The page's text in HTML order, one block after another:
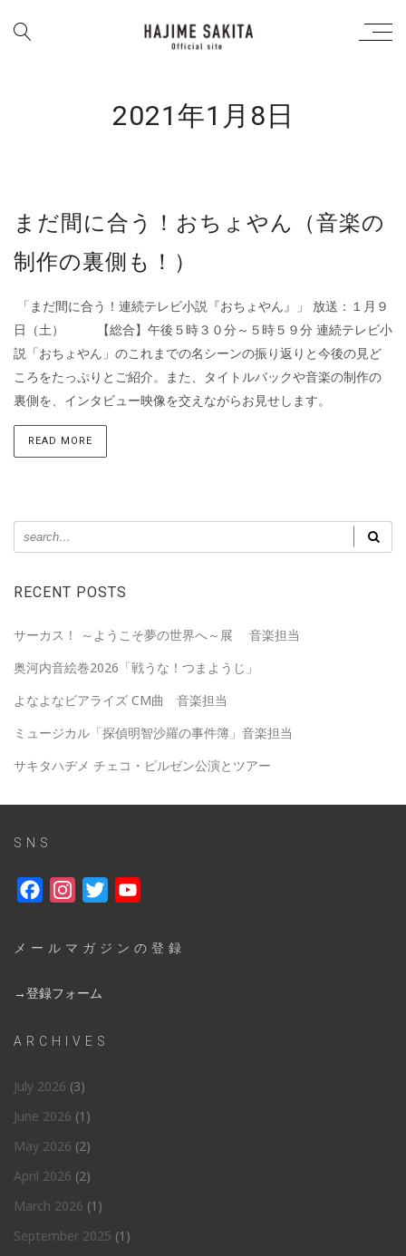
2021年1月8日
まだ間に合う！おちょやん（音楽の
制作の裏側も！）
「まだ間に合う！連続テレビ小説『おちょやん』」 放送：１月９
日（土） 【総合】午後５時３０分～５時５９分 連続テレビ小
説「おちょやん」のこれまでの名シーンの振り返りと今後の見ど
ころをたっぷりとご紹介。また、タイトルバックや音楽の制作の
裏側を、インタビュー映像を交えながらお見せします。
READ MORE
RECENT POSTS
サーカス！ ～ようこそ夢の世界へ～展 音楽担当
奥河内音絵巻2026「戦うな！つまようじ」
よなよなビアライズ CM曲 音楽担当
ミュージカル「探偵明智沙羅の事件簿」音楽担当
サキタハヂメ チェコ・ピルゼン公演とツアー
SNS
FacebookInstagram
Twitter
メールマガジンの登録
→登録フォーム
ARCHIVES
July 2026 (3)
June 2026 (1)
May 2026 (2)
April 2026 (2)
March 2026 (1)
September 2025 (1)